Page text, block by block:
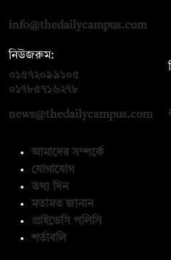
info@thedailycampus.com
নিউজরুম:
০১৫৭২০৯৯১০৫
০১৭৮৫৭১৬২৭৮
news@thedailycampus.com
আমাদের সম্পর্কে
যোগাযোগ
তথ্য দিন
মতামত জানান
প্রাইভেসি পলিসি
শর্তাবলি